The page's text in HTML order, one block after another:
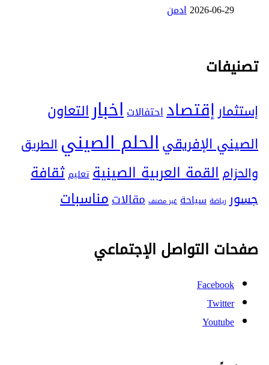
2026-06-29ادمن
تصنيفات
إستثمارإقتصاداحتفالاتاخبارالتعاون
الصيني الإفريقيالحلم الصينيالطريق
والحزامالقمة العربية الصينيةتعليم ثقافة
جسور رياضة سياحة غير مصنف مقالاتمناسبات
صفحات التواصل الإجتماعي
Facebook
Twitter
Youtube